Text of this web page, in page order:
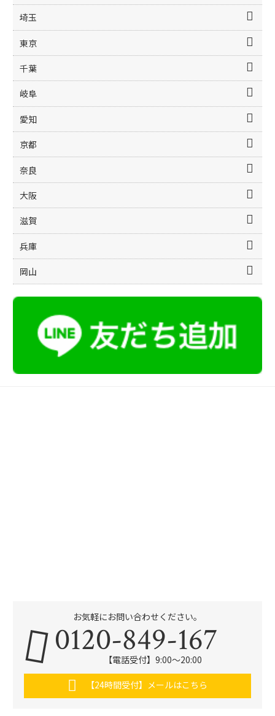
埼玉
東京
千葉
岐阜
愛知
京都
奈良
大阪
滋賀
兵庫
岡山
お気軽にお問い合わせください。
0120-849-167
【電話受付】9:00〜20:00
【24時間受付】メールはこちら